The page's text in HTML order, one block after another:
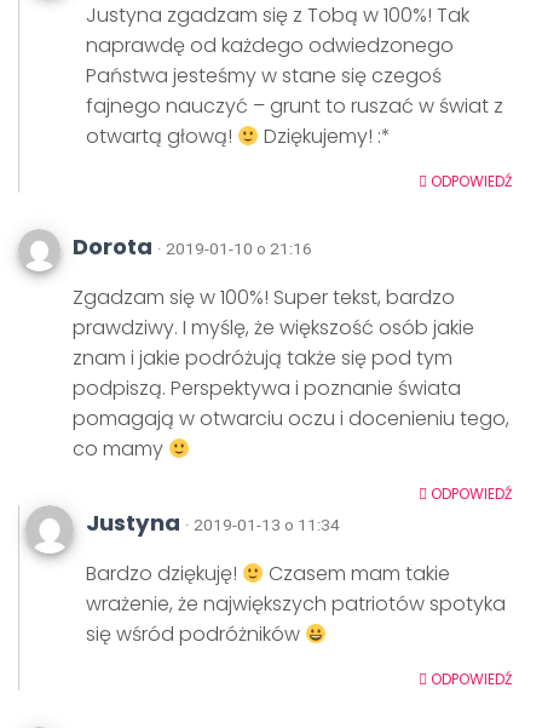
Justyna zgadzam się z Tobą w 100%! Tak
naprawdę od każdego odwiedzonego
Państwa jesteśmy w stane się czegoś
fajnego nauczyć – grunt to ruszać w świat z
otwartą głową!
Dziękujemy! :*
ODPOWIEDŹ
Dorota · 2019-01-10 o 21:16
Zgadzam się w 100%! Super tekst, bardzo
prawdziwy. I myślę, że większość osób jakie
znam i jakie podróżują także się pod tym
podpiszą. Perspektywa i poznanie świata
pomagają w otwarciu oczu i docenieniu tego,
co mamy
ODPOWIEDŹ
Justyna · 2019-01-13 o 11:34
Bardzo dziękuję!
Czasem mam takie
wrażenie, że największych patriotów spotyka
się wśród podróżników
ODPOWIEDŹ